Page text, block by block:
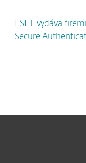
ESET vydáva
Secure